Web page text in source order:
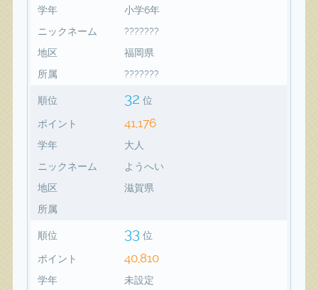
学年
小学6年
ニックネーム
???????
地区
福岡県
所属
???????
順位 32 位
ポイント 41,176
学年
大人
ニックネーム
ようへい
地区
滋賀県
所属
順位 33 位
ポイント 40,810
学年
未設定